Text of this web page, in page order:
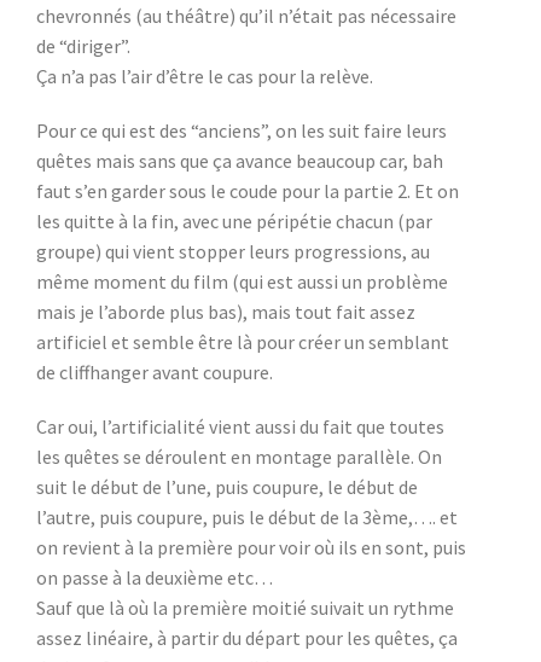
chevronnés (au théâtre) qu’il n’était pas nécessaire
de “diriger”.
Ça n’a pas l’air d’être le cas pour la relève.
Pour ce qui est des “anciens”, on les suit faire leurs
quêtes mais sans que ça avance beaucoup car, bah
faut s’en garder sous le coude pour la partie 2. Et on
les quitte à la fin, avec une péripétie chacun (par
groupe) qui vient stopper leurs progressions, au
même moment du film (qui est aussi un problème
mais je l’aborde plus bas), mais tout fait assez
artificiel et semble être là pour créer un semblant
de cliffhanger avant coupure.
Car oui, l’artificialité vient aussi du fait que toutes
les quêtes se déroulent en montage parallèle. On
suit le début de l’une, puis coupure, le début de
l’autre, puis coupure, puis le début de la 3ème,…. et
on revient à la première pour voir où ils en sont, puis
on passe à la deuxième etc…
Sauf que là où la première moitié suivait un rythme
assez linéaire, à partir du départ pour les quêtes, ça